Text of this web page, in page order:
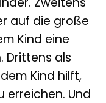
auf die große
Kind eine
Drittens als
Kind hilft,
erreichen. Und